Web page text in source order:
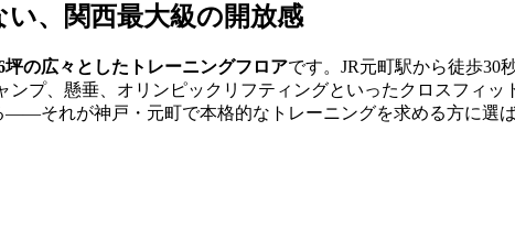
い、関西最大級の開放感
坪の広々としたトレーニングフロアです。JR元町駅から徒歩30
ンプ、懸垂、オリンピックリフティングといったクロスフィ
それが神戸・元町で本格的なトレーニングを求める方に選ば